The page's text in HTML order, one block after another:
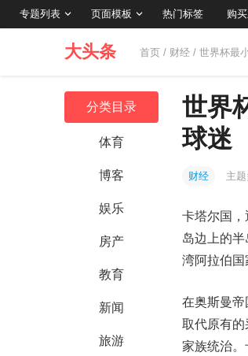
专题列表 页面模板 热门标签 购
大头条 首页 / 财经 / 世界杯最
分类目录
体育
博客
娱乐
房产
教育
新闻
旅游
世界
球迷
财经 主
卡塔尔国
岛边上的
湾阿拉伯国
在奥斯曼
取代原有
家族统治